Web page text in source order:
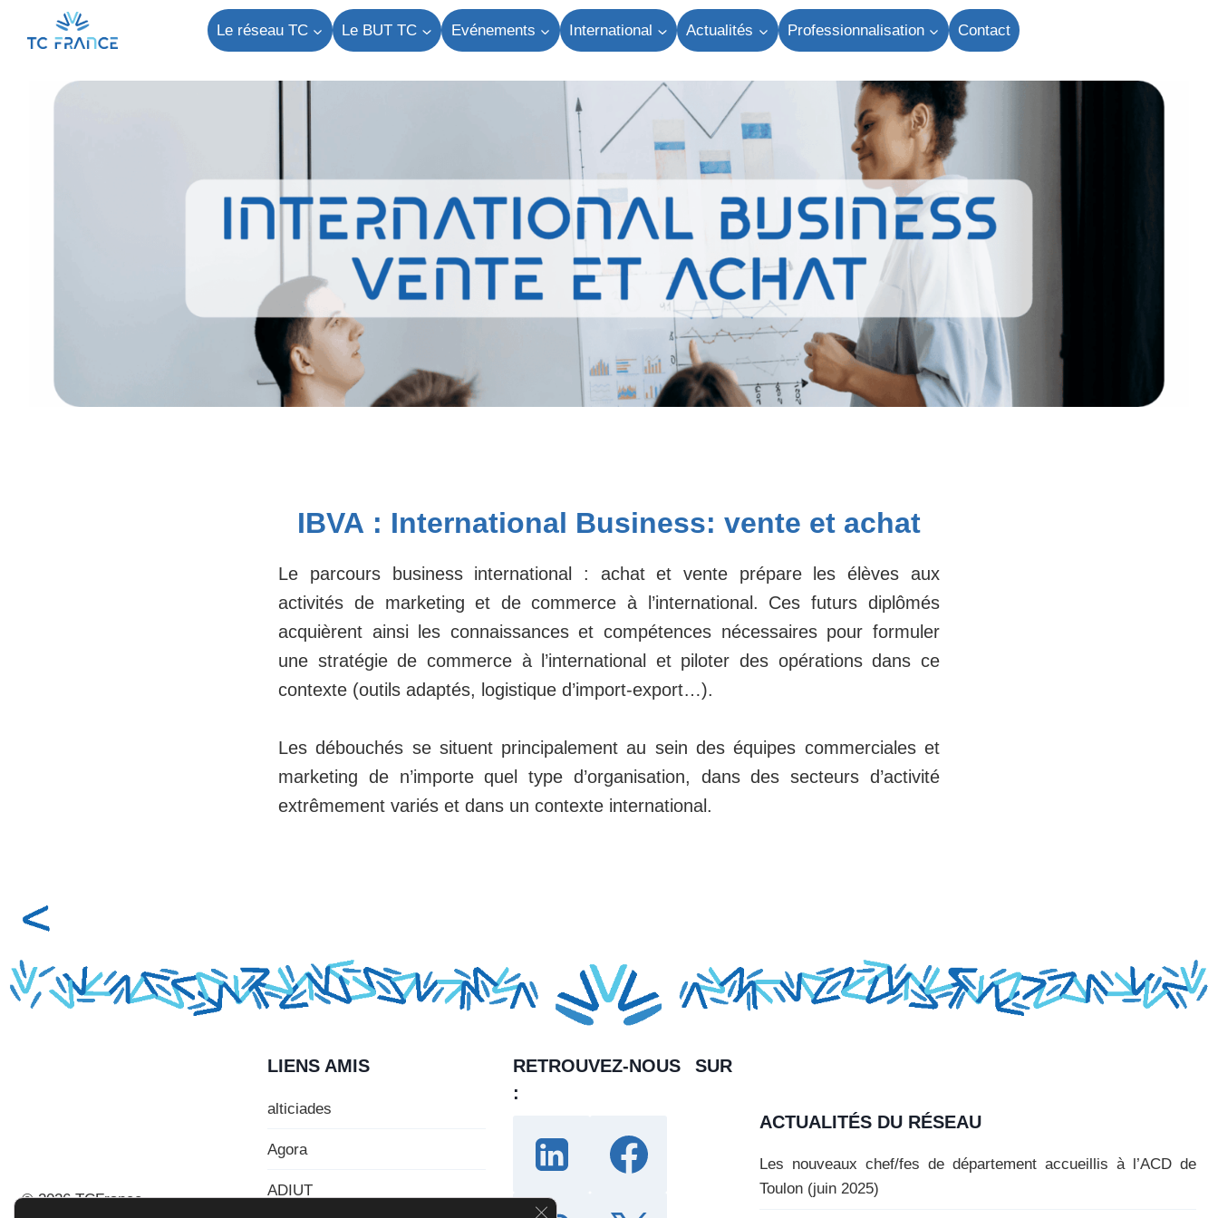
Le réseau TC Le BUT TC Evénements International Actualités Professionnalisation Contact
IBVA : International Business: vente et achat
Le parcours business international : achat et vente prépare les élèves aux
activités de marketing et de commerce à l’international. Ces futurs diplômés
acquièrent ainsi les connaissances et compétences nécessaires pour formuler
une stratégie de commerce à l’international et piloter des opérations dans ce
contexte (outils adaptés, logistique d’import-export…).
Les débouchés se situent principalement au sein des équipes commerciales et
marketing de n’importe quel type d’organisation, dans des secteurs d’activité
extrêmement variés et dans un contexte international.
© 2026 TCFrance
LIENS AMIS
alticiades
Agora
ADIUT
RETROUVEZ-NOUS SUR
:
ACTUALITÉS DU RÉSEAU
Les nouveaux chef/fes de département accueillis à l’ACD de
Toulon (juin 2025)
F